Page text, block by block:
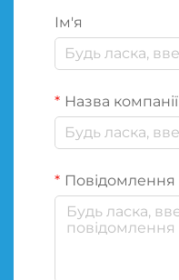
Ім'я
Назва компанії
Повідомлення